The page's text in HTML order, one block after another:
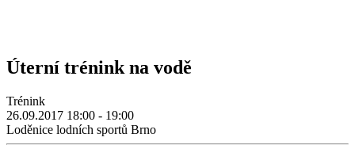
Úterní trénink na vodě
Trénink
26.09.2017 18:00 - 19:00
Loděnice lodních sportů Brno